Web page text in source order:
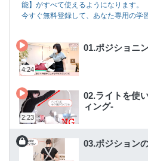
能】がすべて使えるようになります。
今すぐ無料登録して、あなた専用の学
4:24
01.ポジショニ
2:23
02.ライトを使
ィング-
03.ポジション